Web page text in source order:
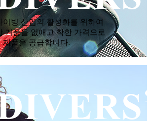
이빙 산업의 활성화를 위하여
거품을 없애고 착한 가격으로
제품을 공급합니다.